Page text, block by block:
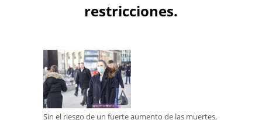
restricciones.
Sin el riesgo de un fuerte aumento de las muertes,